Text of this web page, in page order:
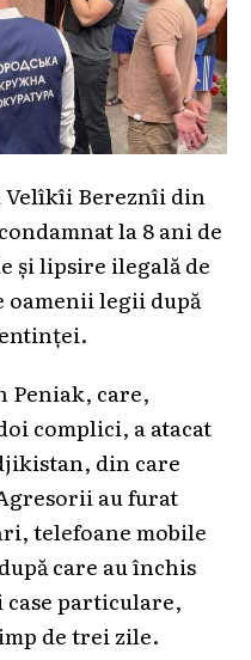
Velîkîi Bereznîi din
la 8 ani de
și lipsire ilegală de
legii după
Peniak, care,
complici, a atacat
din care
au furat
telefoane mobile
care au închis
particulare,
de trei zile.